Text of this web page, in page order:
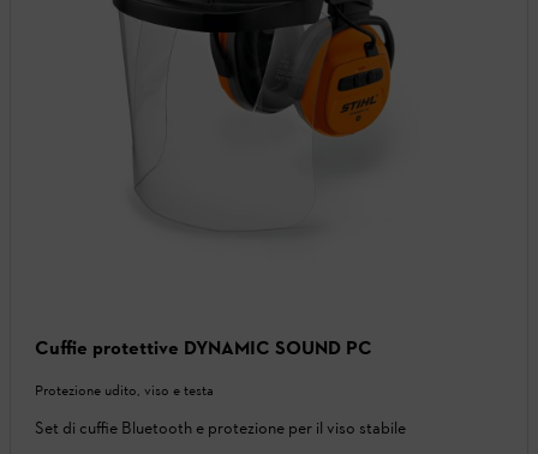
Cuffie protettive DYNAMIC SOUND PC
Protezione udito, viso e testa
Set di cuffie Bluetooth e protezione per il viso stabile